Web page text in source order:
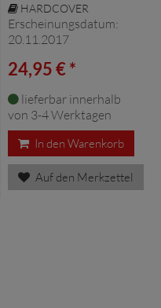
HARDCOVER
Erscheinungsdatum:
20.11.2017
24,95 € *
lieferbar innerhalb
von 3-4 Werktagen
In den Warenkorb
Auf den Merkzettel